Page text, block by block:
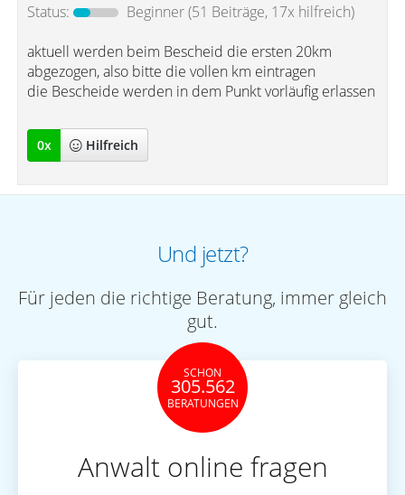
Status: Beginner(51 Beiträge, 17x hilfreich)
aktuell werden beim Bescheid die ersten 20km
abgezogen, also bitte die vollen km eintragen
die Bescheide werden in dem Punkt vorläufig erlassen
0x Hilfreich
Und jetzt?
Für jeden die richtige Beratung, immer gleich
gut.
SCHON
305.562
BERATUNGEN
Anwalt online fragen